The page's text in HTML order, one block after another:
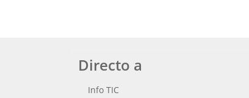
Directo a
Info TIC